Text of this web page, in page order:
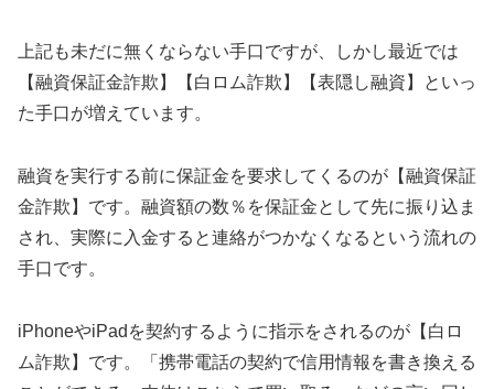
上記も未だに無くならない手口ですが、しかし最近では
【融資保証金詐欺】【白ロム詐欺】【表隠し融資】といっ
た手口が増えています。
融資を実行する前に保証金を要求してくるのが【融資保証
金詐欺】です。融資額の数％を保証金として先に振り込ま
され、実際に入金すると連絡がつかなくなるという流れの
手口です。
iPhoneやiPadを契約するように指示をされるのが【白ロ
ム詐欺】です。「携帯電話の契約で信用情報を書き換える